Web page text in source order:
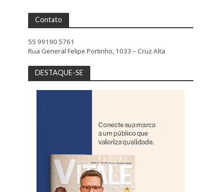
Contato
55 99190 5761
Rua General Felipe Portinho, 1033 – Cruz Alta
DESTAQUE-SE